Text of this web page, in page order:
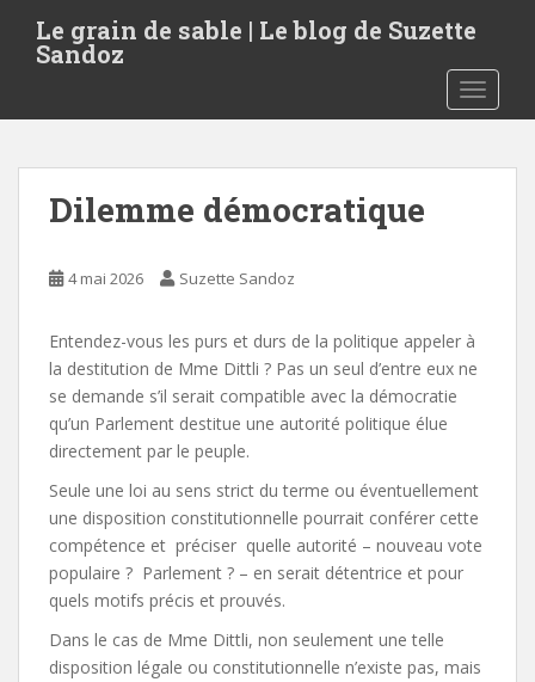
t
Le grain de sable | Le blog de Suzette
Sandoz
Dilemme démocratique
4 mai 2026 Suzette Sandoz
Entendez-vous les purs et durs de la politique appeler à
la destitution de Mme Dittli ? Pas un seul d’entre eux ne
se demande s’il serait compatible avec la démocratie
qu’un Parlement destitue une autorité politique élue
directement par le peuple.
Seule une loi au sens strict du terme ou éventuellement
une disposition constitutionnelle pourrait conférer cette
compétence et préciser quelle autorité – nouveau vote
populaire ? Parlement ? – en serait détentrice et pour
quels motifs précis et prouvés.
Dans le cas de Mme Dittli, non seulement une telle
disposition légale ou constitutionnelle n’existe pas, mais